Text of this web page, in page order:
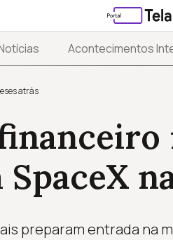
Acontecimentos
atrás
preparam entrada na